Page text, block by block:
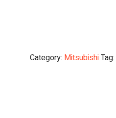
Category: MitsubishiTag: